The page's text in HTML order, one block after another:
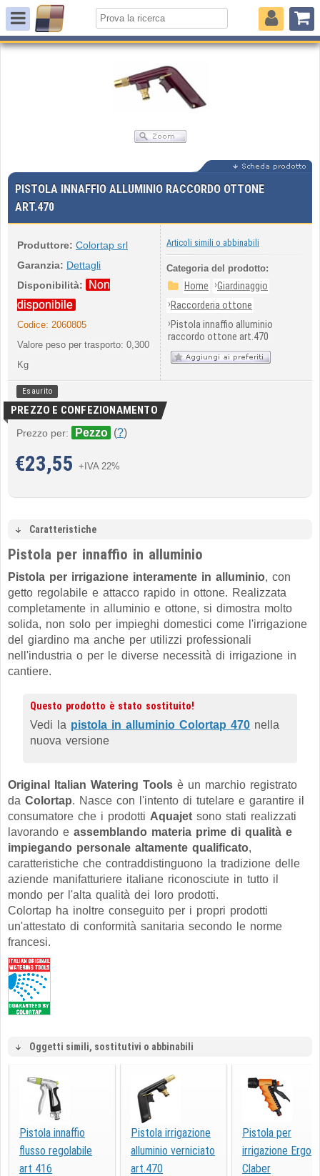
PISTOLA INNAFFIO ALLUMINIO RACCORDO OTTONE
ART.470
Produttore: Colortap srl
Garanzia: Dettagli
Disponibilità:
Non
disponibile
Codice: 2060805
Valore peso per trasporto: 0,300
Kg
Articoli simili o abbinabili
Categoria del prodotto:
Home ›Giardinaggio
›Raccorderia ottone
›Pistola innaffio alluminio
raccordo ottone art.470
Esaurito
PREZZO E CONFEZIONAMENTO
Prezzo per: Pezzo (?)
€23,55 +IVA 22%
Caratteristiche
Pistola per innaffio in alluminio
Pistola per irrigazione interamente in alluminio, con
getto regolabile e attacco rapido in ottone. Realizzata
completamente in alluminio e ottone, si dimostra molto
solida, non solo per impieghi domestici come l'irrigazione
del giardino ma anche per utilizzi professionali
nell'industria o per le diverse necessità di irrigazione in
cantiere.
Questo prodotto è stato sostituito!
Vedi la pistola in alluminio Colortap 470 nella
nuova versione
Original Italian Watering Tools è un marchio registrato
da Colortap. Nasce con l'intento di tutelare e garantire il
consumatore che i prodotti Aquajet sono stati realizzati
lavorando e assemblando materia prime di qualità e
impiegando personale altamente qualificato,
caratteristiche che contraddistinguono la tradizione delle
aziende manifatturiere italiane riconosciute in tutto il
mondo per l'alta qualità dei loro prodotti.
Colortap ha inoltre conseguito per i propri prodotti
un'attestato di conformità sanitaria secondo le norme
francesi.
Oggetti simili, sostitutivi o abbinabili
Pistola innaffio
flusso regolabile
art 416
Pistola irrigazione
alluminio verniciato
art.470
Pistola per
irrigazione Ergo
Claber